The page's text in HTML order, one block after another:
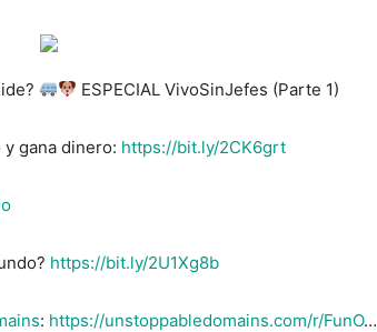
ESPECIAL VivoSinJefes (Parte 1)
y gana dinero: https://bit.ly/2CK6grt
https://bit.ly/2U1Xg8b
: https://unstoppabledomains.com/r/FunO…